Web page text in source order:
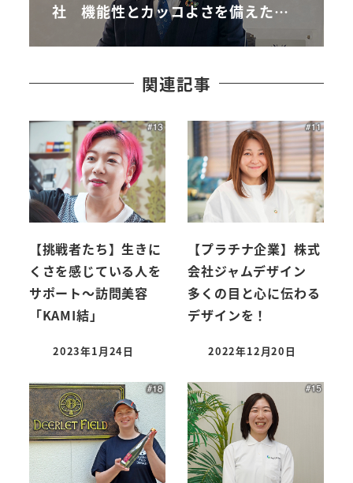
社 機能性とカッコよさを備えた…
関連記事
【挑戦者たち】生きに
くさを感じている人を
サポート～訪問美容
「KAMI結」
2023年1月24日
【プラチナ企業】株式
会社ジャムデザイン
多くの目と心に伝わる
デザインを！
2022年12月20日